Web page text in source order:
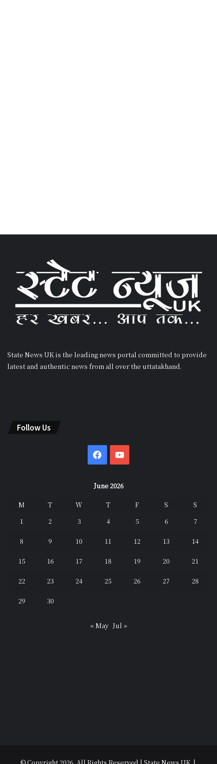
State News UK is the leading news portal committed to provide
latest and authentic news from all over the uttatakhand.
Follow Us
Facebook
June 2026
M T W T F S
S
1
2 3 4 5 6 7
8 9 10 11 12 13 14
15 16 17 18 19 20 21
22 23 24 25 26 27 28
29 30
« May Jul »
© Copyright 2026, All Rights Reserved | State News UK |